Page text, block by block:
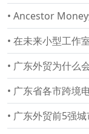
• Ancestor Money
• 在未来小型工作
• 广东外贸为什么
• 广东省各市跨境
• 广东外贸前5强